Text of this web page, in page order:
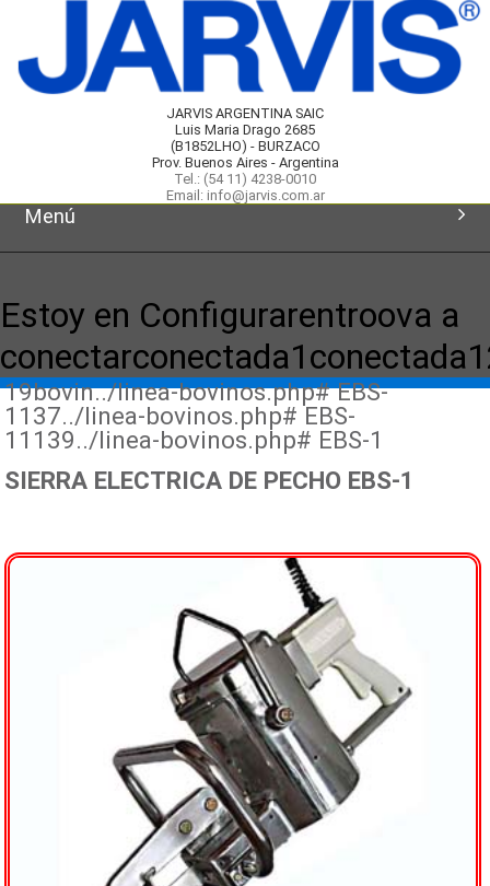
JARVIS ARGENTINA SAIC
Luis Maria Drago 2685
(B1852LHO) - BURZACO
Prov. Buenos Aires - Argentina
Tel.: (54 11) 4238-0010
Email: info@jarvis.com.ar
Menú
Productos
Novedades
Estoy en Configurarentroova a
19bovin../linea-bovinos.php# EBS-
1137../linea-bovinos.php# EBS-
11139../linea-bovinos.php# EBS-1
SIERRA ELECTRICA DE PECHO EBS-1